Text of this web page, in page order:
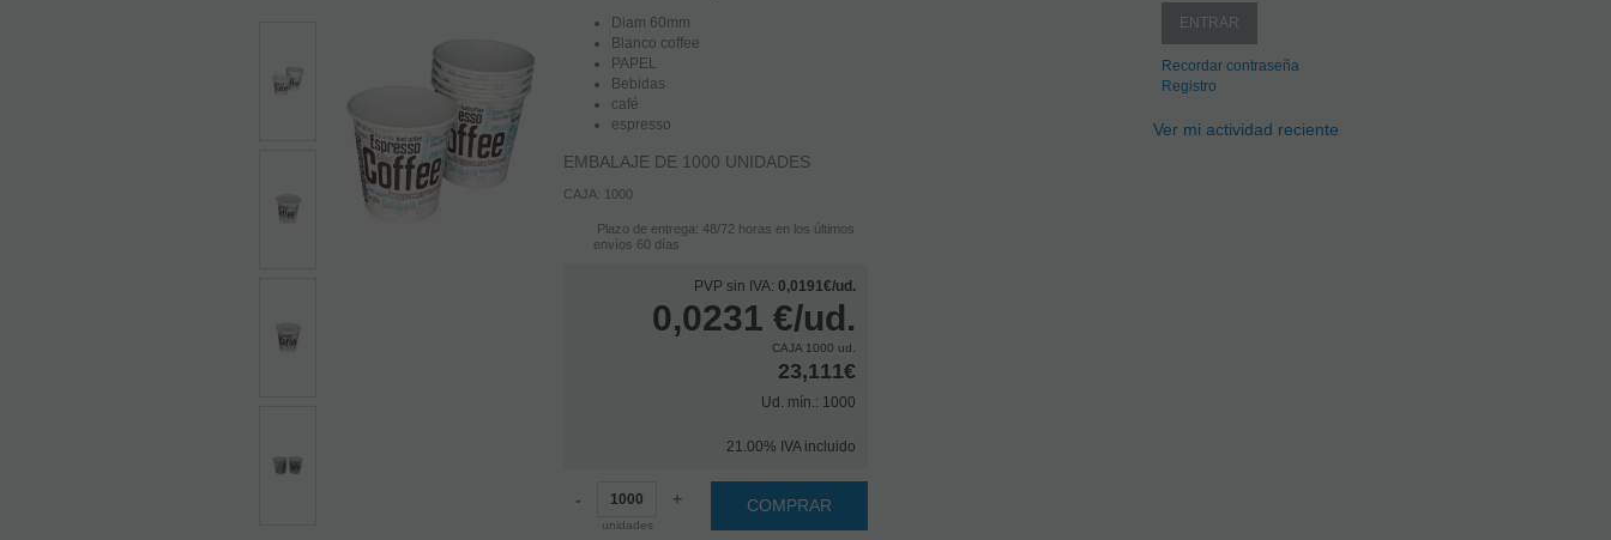
Diam 60mm
Blanco coffee
PAPEL
Bebidas
café
espresso
EMBALAJE DE 1000 UNIDADES
CAJA: 1000
Plazo de entrega: 48/72 horas en los últimos
envíos 60 días
PVP sin IVA:0,0191€/ud.
0,0231 €/ud.
CAJA 1000 ud.
23,111€
Ud. mín.: 1000
21.00% IVA incluido
-
unidades
+ COMPRAR
Recordar contraseña
Registro
Ver mi actividad reciente